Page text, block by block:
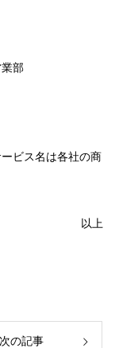
部
ビス名は各社の商
以上
次の記事